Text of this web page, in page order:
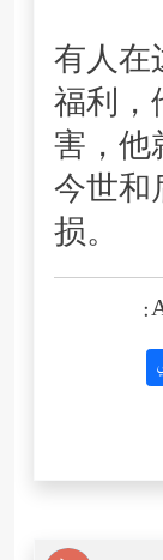
有人在
福利，
害，他
今世和
损。